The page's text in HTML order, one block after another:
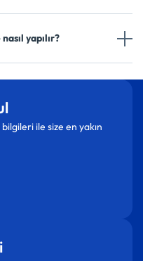
yapılır?
ile size en yakın